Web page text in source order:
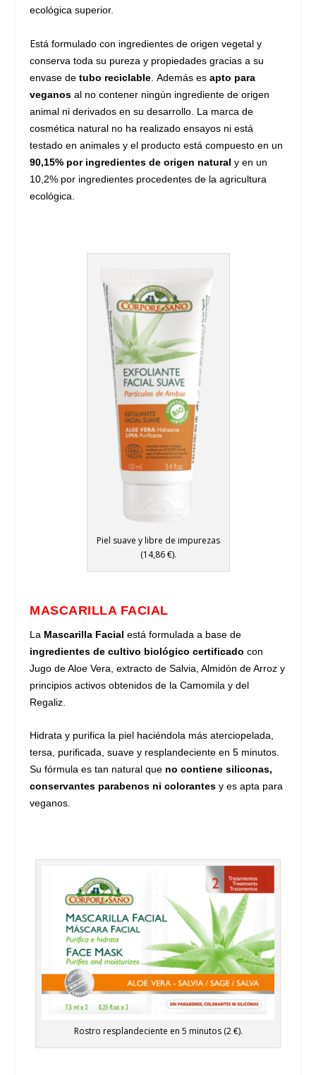
ecológica superior.
Está formulado con ingredientes de origen vegetal y
conserva toda su pureza y propiedades gracias a su
envase detubo reciclable. Además esapto para
veganos al no contener ningún ingrediente de origen
animal ni derivados en su desarrollo. La marca de
cosmética natural no ha realizado ensayos ni está
testado en animales y el producto está compuesto en un
90,15% por ingredientes de origen natural y en un
10,2% por ingredientes procedentes de la agricultura
ecológica.
Piel suave y libre de impurezas
(14,86 €).
MASCARILLA FACIAL
La Mascarilla Facial está formulada a base de
ingredientes de cultivo biológico certificado con
Jugo de Aloe Vera, extracto de Salvia, Almidón de Arroz y
principios activos obtenidos de la Camomila y del
Regaliz.
Hidrata y purifica la piel haciéndola más aterciopelada,
tersa, purificada, suave y resplandeciente en 5 minutos.
Su fórmula es tan natural que no contiene siliconas,
conservantes parabenos ni colorantes y es apta para
veganos.
Rostro resplandeciente en 5 minutos (2 €).